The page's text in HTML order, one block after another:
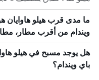
ما مدى قرب هيلو هاوايان
ويندام من أقرب مطار،
هل يوجد مسبح في هيلو
باي ويندام؟